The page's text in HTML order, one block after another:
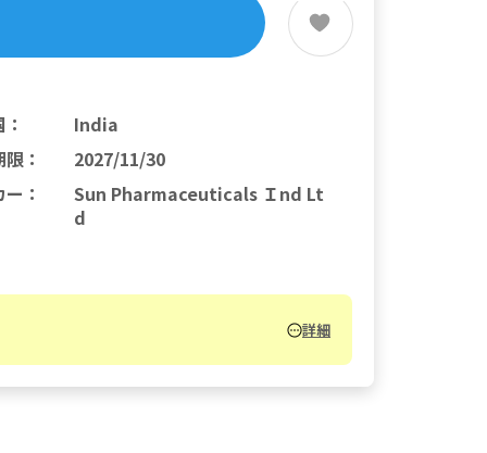
：
India
限：
2027/11/30
ー ：
Sun Pharmaceuticals Ｉnd Lt
d
詳細